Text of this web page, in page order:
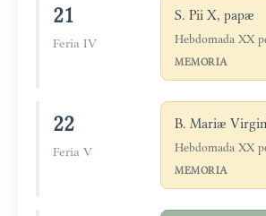
21
Feria IV
S. Pii X, papæ
Hebdomada XX
MEMORIA
22
Feria V
B. Mariæ
Hebdomada XX
MEMORIA